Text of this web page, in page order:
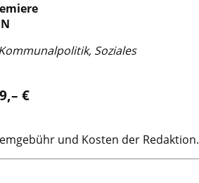
Soziales
€
und Kosten der Redaktion.